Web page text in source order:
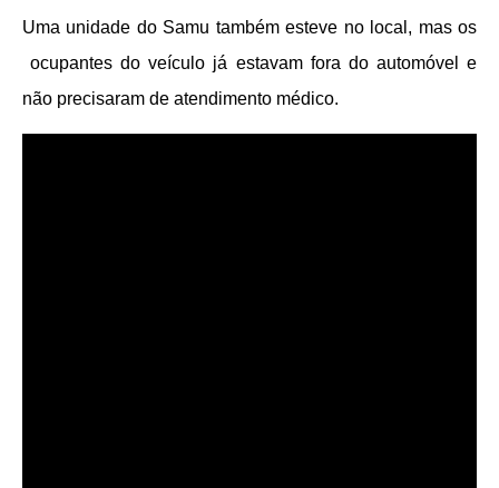
Uma unidade do Samu também esteve no local, mas os
ocupantes do veículo já estavam fora do automóvel e
não precisaram de atendimento médico.